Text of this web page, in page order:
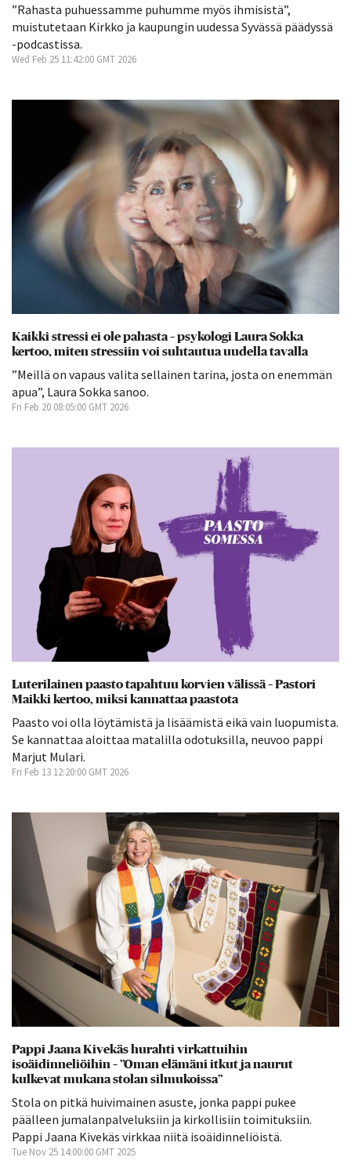
”Rahasta puhuessamme puhumme myös ihmisistä”,
muistutetaan Kirkko ja kaupungin uudessa Syvässä päädyssä
-podcastissa.
Wed Feb 25 11:42:00 GMT 2026
Kaikki stressi ei ole pahasta – psykologi Laura Sokka
kertoo, miten stressiin voi suhtautua uudella tavalla
”Meillä on vapaus valita sellainen tarina, josta on enemmän
apua”, Laura Sokka sanoo.
Fri Feb 20 08:05:00 GMT 2026
Luterilainen paasto tapahtuu korvien välissä – Pastori
Maikki kertoo, miksi kannattaa paastota
Paasto voi olla löytämistä ja lisäämistä eikä vain luopumista.
Se kannattaa aloittaa matalilla odotuksilla, neuvoo pappi
Marjut Mulari.
Fri Feb 13 12:20:00 GMT 2026
Pappi Jaana Kivekäs hurahti virkattuihin
isoäidinneliöihin – ”Oman elämäni itkut ja naurut
kulkevat mukana stolan silmukoissa”
Stola on pitkä huivimainen asuste, jonka pappi pukee
päälleen jumalanpalveluksiin ja kirkollisiin toimituksiin.
Pappi Jaana Kivekäs virkkaa niitä isoäidinneliöistä.
Tue Nov 25 14:00:00 GMT 2025